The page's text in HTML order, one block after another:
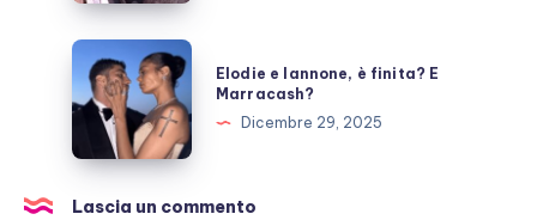
scritta
per
Laura
Pausini?
Elodie
e
Iannone,
finita?
E
Elodie e Iannone, è finita? E
Marracash?
Dicembre 29, 2025
Lascia un commento